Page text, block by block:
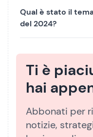
Qual è stato il
del 2024?
Ti è
hai
Abbonati per
notizie,